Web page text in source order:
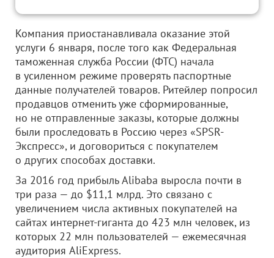
Компания приостанавливала оказание этой
услуги 6 января, после того как Федеральная
таможенная служба России (ФТС) начала
в усиленном режиме проверять паспортные
данные получателей товаров. Ритейлер попросил
продавцов отменить уже сформированные,
но не отправленные заказы, которые должны
были проследовать в Россию через «SPSR-
Экспресс», и договориться с покупателем
о других способах доставки.
За 2016 год прибыль Alibaba выросла почти в
три раза — до $11,1 млрд. Это связано с
увеличением числа активных покупателей на
сайтах интернет-гиганта до 423 млн человек, из
которых 22 млн пользователей — ежемесячная
аудитория AliExpress.